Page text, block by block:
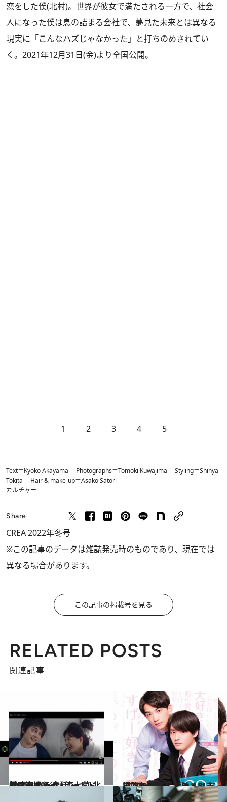
恋をした僕(北村)。世界が彼女で満たされる一方で、社会
人になった僕は息の詰まる会社で、夢見た未来とは異なる
現実に「こんなハズじゃなかった」と打ちのめされてい
く。2021年12月31日(金)より全国公開。
1 2 3 4 5
Text＝Kyoko Akayama Photographs＝Tomoki Kuwajima Styling＝Shinya
Tokita Hair & make-up＝Asako Satori
カルチャー
Share
CREA 2022年冬号
※この記事のデータは雑誌発売時のものであり、現在では
異なる場合があります。
この記事の掲載号を見る
RELATED POSTS
関連記事
2021.4.10
涙腺崩壊必須！森七菜·北村匠海まで 今話題“YouTubeショートドラマ”6選
カルチャー 2020.12.11
沼堕ち必至！ 「チェリまほ」と 日本におけるBLドラマの歴史
カルチャー